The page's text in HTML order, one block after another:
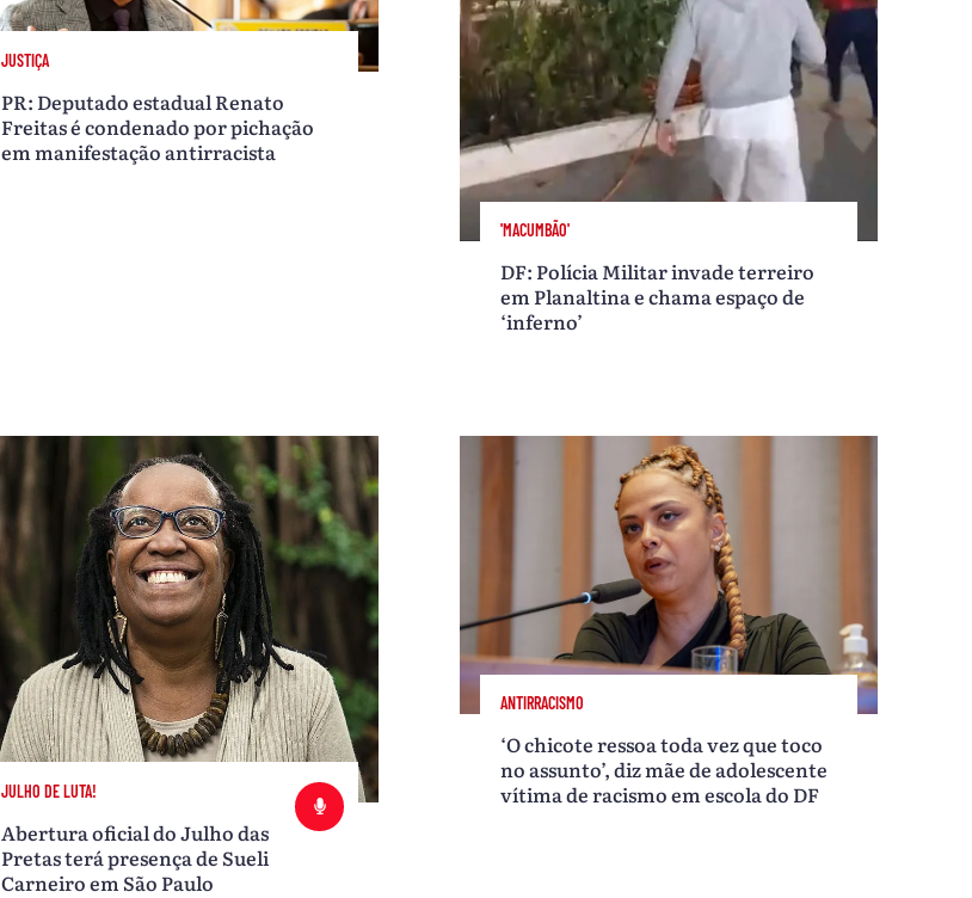
JUSTIÇA
PR: Deputado estadual Renato
Freitas é condenado por pichação
em manifestação antirracista
'MACUMBÃO'
DF: Polícia Militar invade terreiro
em Planaltina e chama espaço de
‘inferno’
JULHO DE LUTA!
Abertura oficial do Julho das
Pretas terá presença de Sueli
Carneiro em São Paulo
ANTIRRACISMO
‘O chicote ressoa toda vez que toco
no assunto’, diz mãe de adolescente
vítima de racismo em escola do DF